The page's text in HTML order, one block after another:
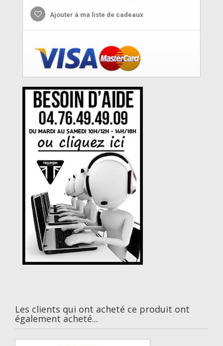
Ajouter à ma liste de cadeaux
Les clients qui ont acheté ce produit ont
également acheté...